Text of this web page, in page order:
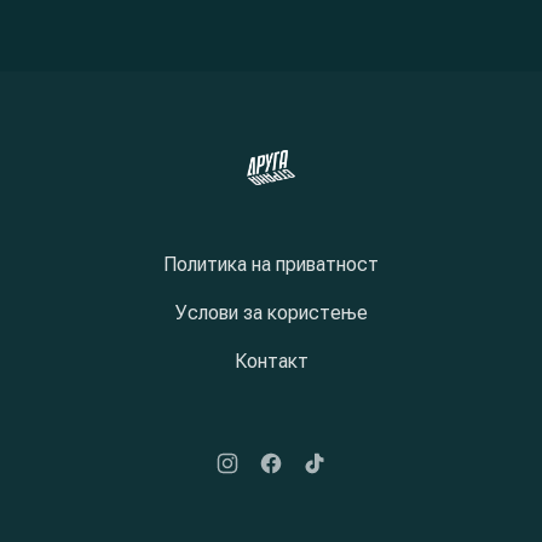
Политика на приватност
Услови за користење
Контакт
New Window
New Window
New Window